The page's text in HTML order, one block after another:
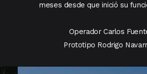
meses desde que inició su
Operador Carlos
Prototipo Rodrigo